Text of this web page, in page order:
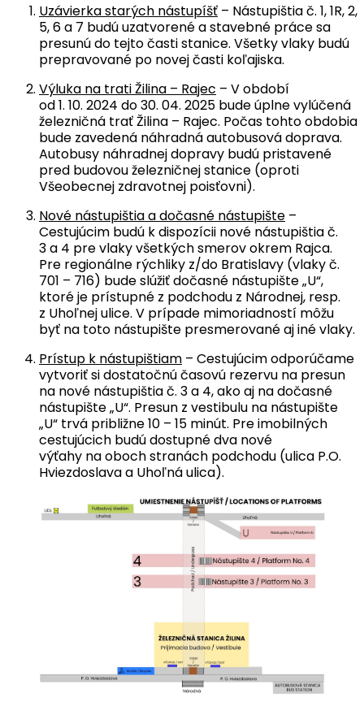
Uzávierka starých nástupíšť – Nástupištia č. 1, 1R, 2,
5, 6 a 7 budú uzatvorené a stavebné práce sa
presunú do tejto časti stanice. Všetky vlaky budú
prepravované po novej časti koľajiska.
Výluka na trati Žilina – Rajec – V období
od 1. 10. 2024 do 30. 04. 2025 bude úplne vylúčená
železničná trať Žilina – Rajec. Počas tohto obdobia
bude zavedená náhradná autobusová doprava.
Autobusy náhradnej dopravy budú pristavené
pred budovou železničnej stanice (oproti
Všeobecnej zdravotnej poisťovni).
Nové nástupištia a dočasné nástupište –
Cestujúcim budú k dispozícii nové nástupištia č.
3 a 4 pre vlaky všetkých smerov okrem Rajca.
Pre regionálne rýchliky z/do Bratislavy (vlaky č.
701 – 716) bude slúžiť dočasné nástupište „U“,
ktoré je prístupné z podchodu z Národnej, resp.
z Uhoľnej ulice. V prípade mimoriadností môžu
byť na toto nástupište presmerované aj iné vlaky.
Prístup k nástupištiam – Cestujúcim odporúčame
vytvoriť si dostatočnú časovú rezervu na presun
na nové nástupištia č. 3 a 4, ako aj na dočasné
nástupište „U“. Presun z vestibulu na nástupište
„U“ trvá približne 10 – 15 minút. Pre imobilných
cestujúcich budú dostupné dva nové
výťahy na oboch stranách podchodu (ulica P.O.
Hviezdoslava a Uhoľná ulica).